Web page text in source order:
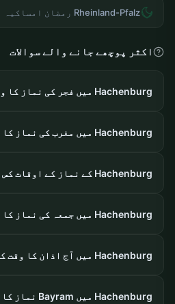
Rheinland-Pfalz رمضان امساکیہ
اکثر پوچھے جانے والے سوالات
Hachenburg میں فجر کی نماز کا وقت کیا ہے؟
Hachenburg میں مغرب کی نماز کا وقت کیا ہے؟
Hachenburg کے نماز کے اوقات کس ذریعے پر مبنی ہیں؟
Hachenburg میں جمعہ کی نماز کا وقت کیا ہے؟
Hachenburg میں آج اذان کا وقت کیا ہے؟
Hachenburg میں Bayram نماز کا وقت کیا ہے؟